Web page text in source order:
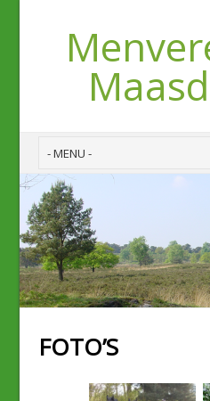
FOTO’S